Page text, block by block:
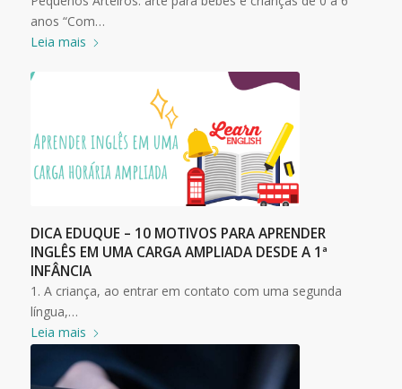
anos “Com…
Leia mais
DICA EDUQUE – 10 MOTIVOS PARA APRENDER
INGLÊS EM UMA CARGA AMPLIADA DESDE A 1ª
INFÂNCIA
1. A criança, ao entrar em contato com uma segunda
língua,…
Leia mais